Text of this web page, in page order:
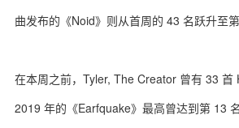
曲发布的《Noid》则从首周的 43 名跃升至第
在本周之前，Tyler, The Creator 曾有 33 首
2019 年的《Earfquake》最高曾达到第 13